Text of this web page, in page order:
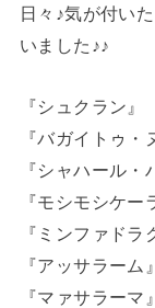
日々♪気が付い
いました♪♪
『シュクラン』
『バガイトゥ・
『シャハール・
『モシモシケー
『ミンファドラ
『アッサラーム』
『マァサラーマ』